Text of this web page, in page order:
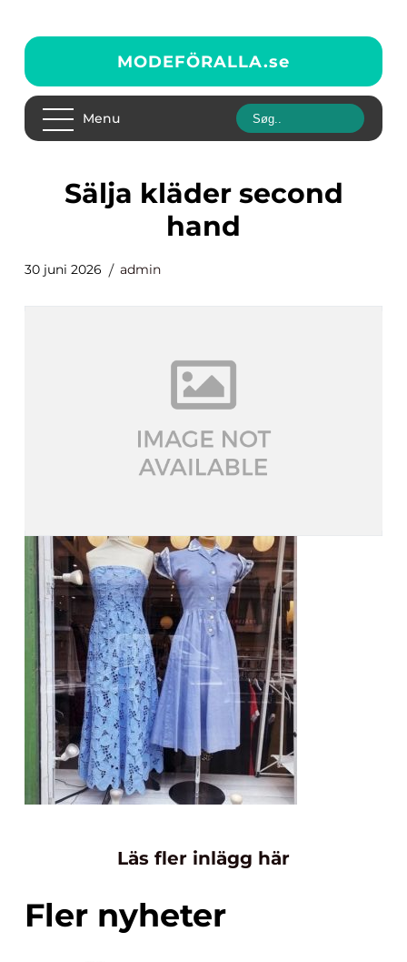
MODEFÖRALLA.se
Menu
sälja kläder second
hand
30 juni 2026 admin
Läs fler inlägg här
Fler nyheter